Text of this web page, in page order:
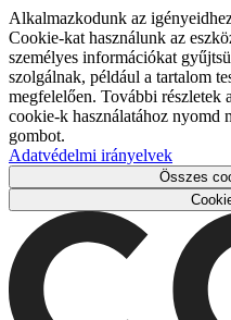
Alkalmazkodunk az
Cookie-kat használunk az
személyes információkat
szolgálnak, például a tartalom
megfelelően. További részletek
cookie-k használatához nyomd
gombot.
Adatvédelmi irányelvek
Összes